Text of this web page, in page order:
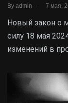
By admin . 7 мая,
Новый закон о
силу 18 мая
изменений в